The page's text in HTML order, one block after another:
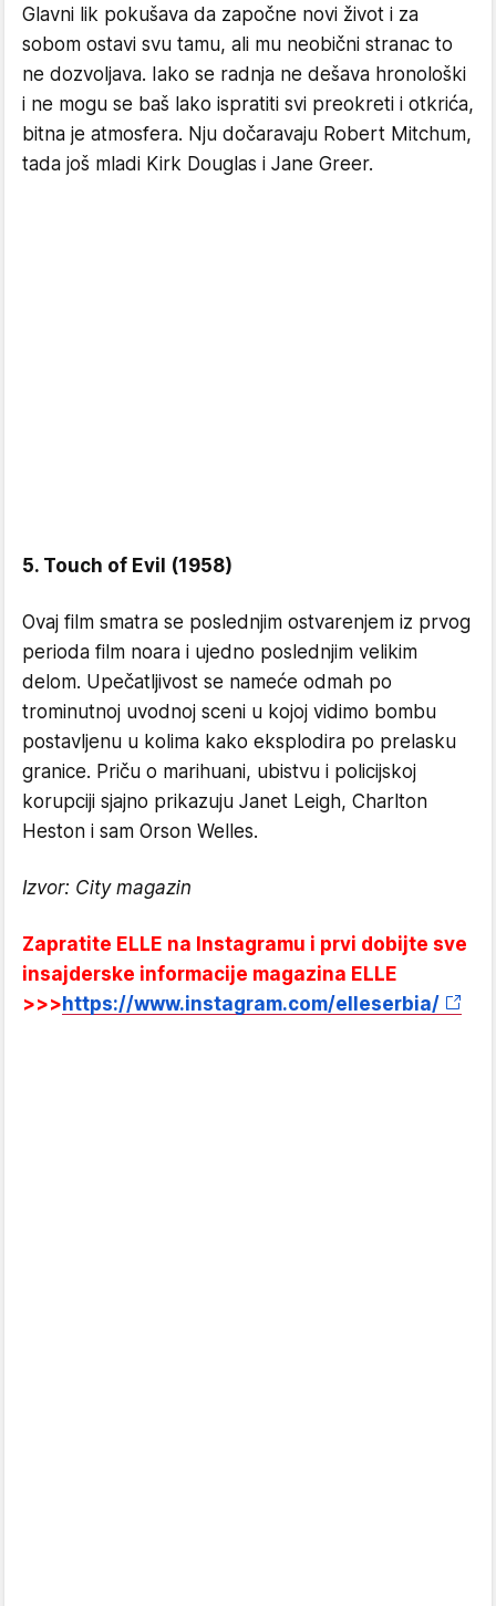
Glavni lik pokušava da započne novi život i za
sobom ostavi svu tamu, ali mu neobični stranac to
ne dozvoljava. Iako se radnja ne dešava hronološki
i ne mogu se baš lako ispratiti svi preokreti i otkrića,
bitna je atmosfera. Nju dočaravaju Robert Mitchum,
tada još mladi Kirk Douglas i Jane Greer.
5. Touch of Evil (1958)
Ovaj film smatra se poslednjim ostvarenjem iz prvog
perioda film noara i ujedno poslednjim velikim
delom. Upečatljivost se nameće odmah po
trominutnoj uvodnoj sceni u kojoj vidimo bombu
postavljenu u kolima kako eksplodira po prelasku
granice. Priču o marihuani, ubistvu i policijskoj
korupciji sjajno prikazuju Janet Leigh, Charlton
Heston i sam Orson Welles.
Izvor: City magazin
Zapratite ELLE na Instagramu i prvi dobijte sve
insajderske informacije magazina ELLE
>>>https://www.instagram.com/elleserbia/